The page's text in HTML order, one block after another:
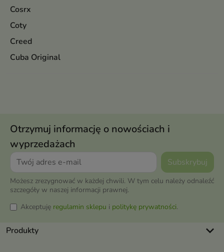
Cosrx
Coty
Creed
Cuba Original
Otrzymuj informację o nowościach i
wyprzedażach
Możesz zrezygnować w każdej chwili. W tym celu należy odnaleźć
szczegóły w naszej informacji prawnej.
Akceptuję regulamin sklepu i politykę prywatności.
Produkty keyboard_arrow_down